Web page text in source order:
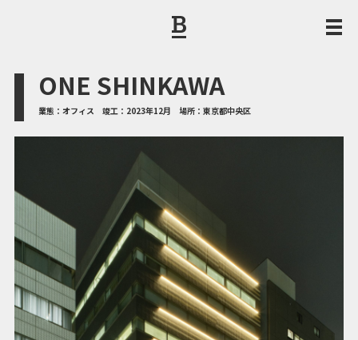
ONE SHINKAWA
業態： オフィス 竣⼯： 2023年12月 場所： 東京都中央区